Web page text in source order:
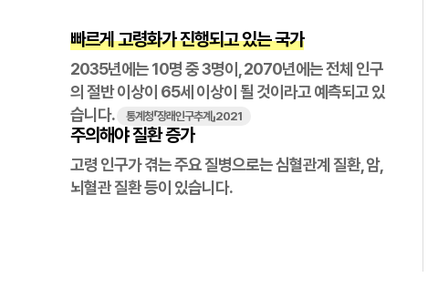
빠르게 고령화가 진행되고 있는 국가
2035년에는 10명 중 3명이, 2070년에는 전체 인구
의 절반 이상이 65세 이상이 될 것이라고 예측되고 있
습니다.
통계청「장래인구추계」2021
주의해야 질환 증가
고령 인구가 겪는 주요 질병으로는 심혈관계 질환, 암,
뇌혈관 질환 등이 있습니다.